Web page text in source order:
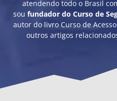
atendendo todo o Brasil
sou fundador do Curso de
autor do livro Curso de
outros artigos